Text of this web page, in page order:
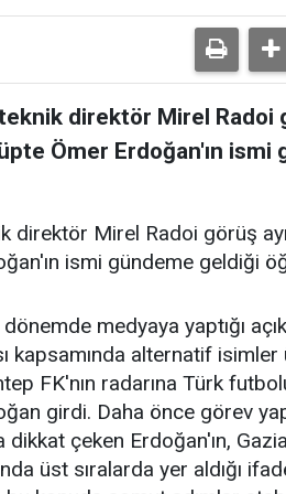
direktör Mirel Radoi
Ömer Erdoğan'ın ismi
Mirel Radoi görüş
ismi gündeme geldiği
medyaya yaptığı
kapsamında alternatif
FK'nın radarına Türk
girdi. Daha önce görev
çeken Erdoğan'ın,
üst sıralarda yer aldığı